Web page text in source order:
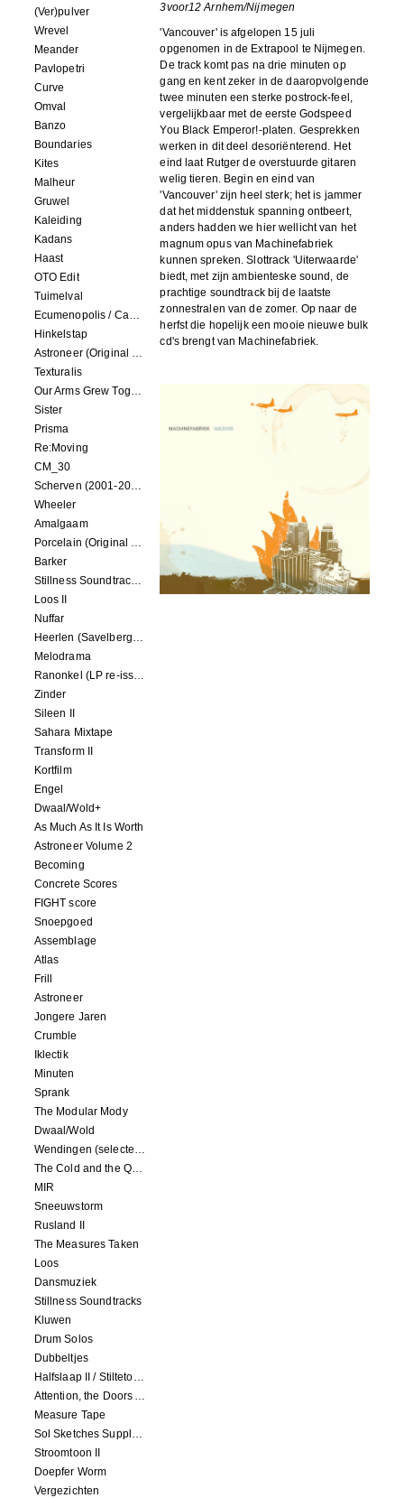
(Ver)pulver
Wrevel
Meander
Pavlopetri
Curve
Omval
Banzo
Boundaries
Kites
Malheur
Gruwel
Kaleiding
Kadans
Haast
OTO Edit
Tuimelval
Ecumenopolis / Capital City (scores for installations by Elian Somers)
Hinkelstap
Astroneer (Original Soundtrack) LP
Texturalis
Our Arms Grew Together
Sister
Prisma
Re:Moving
CM_30
Scherven (2001-2002)
Wheeler
Amalgaam
Porcelain (Original Film Soundtrack)
Barker
Stillness Soundtracks II
Loos II
Nuffar
Heerlen (Savelbergklooster, 31 August 2019)
Melodrama
Ranonkel (LP re-issue)
Zinder
Sileen II
Sahara Mixtape
Transform II
Kortfilm
Engel
Dwaal/Wold+
As Much As It Is Worth
Astroneer Volume 2
Becoming
Concrete Scores
FIGHT score
Snoepgoed
Assemblage
Atlas
Frill
Astroneer
Jongere Jaren
Crumble
Iklectik
Minuten
Sprank
The Modular Mody
Dwaal/Wold
Wendingen (selected remixes 2005-2015)
The Cold and the Quiet o.s.t.
MIR
Sneeuwstorm
Rusland II
The Measures Taken
Loos
Dansmuziek
Stillness Soundtracks
Kluwen
Drum Solos
Dubbeltjes
Halfslaap II / Stiltetonen
Attention, the Doors Are Closing!
Measure Tape
Sol Sketches Supplement
Stroomtoon II
Doepfer Worm
Vergezichten
3voor12 Arnhem/Nijmegen
'Vancouver' is afgelopen 15 juli
opgenomen in de Extrapool te Nijmegen.
De track komt pas na drie minuten op
gang en kent zeker in de daaropvolgende
twee minuten een sterke postrock-feel,
vergelijkbaar met de eerste Godspeed
You Black Emperor!-platen. Gesprekken
werken in dit deel desoriënterend. Het
eind laat Rutger de overstuurde gitaren
welig tieren. Begin en eind van
'Vancouver' zijn heel sterk; het is jammer
dat het middenstuk spanning ontbeert,
anders hadden we hier wellicht van het
magnum opus van Machinefabriek
kunnen spreken. Slottrack 'Uiterwaarde'
biedt, met zijn ambienteske sound, de
prachtige soundtrack bij de laatste
zonnestralen van de zomer. Op naar de
herfst die hopelijk een mooie nieuwe bulk
cd's brengt van Machinefabriek.